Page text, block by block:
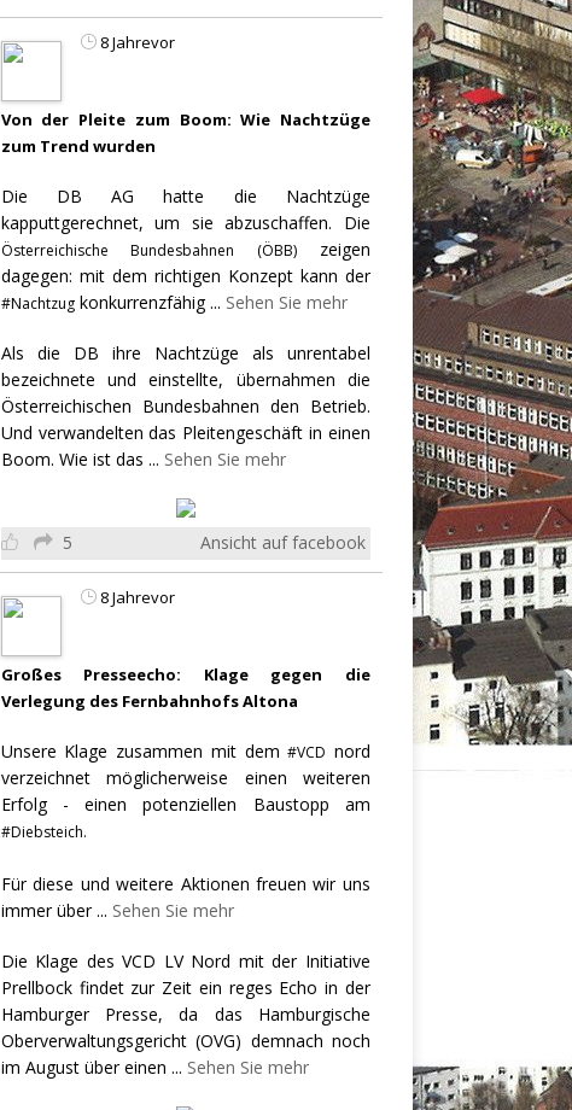
8 Jahrevor
Von der Pleite zum Boom: Wie Nachtzüge
zum Trend wurden
Die DB AG hatte die Nachtzüge
kapputtgerechnet, um sie abzuschaffen. Die
Österreichische Bundesbahnen (ÖBB)zeigen
dagegen: mit dem richtigen Konzept kann der
#Nachtzugkonkurrenzfähig... Sehen Sie mehr
Als die DB ihre Nachtzüge als unrentabel
bezeichnete und einstellte, übernahmen die
Österreichischen Bundesbahnen den Betrieb.
Und verwandelten das Pleitengeschäft in einen
Boom. Wie ist das ... Sehen Sie mehr
5 Ansicht auf facebook
8 Jahrevor
Großes Presseecho: Klage gegen die
Verlegung des Fernbahnhofs Altona
Unsere Klage zusammen mit dem#VCD nord
verzeichnet möglicherweise einen weiteren
Erfolg - einen potenziellen Baustopp am
#Diebsteich.
Für diese und weitere Aktionen freuen wir uns
immer über... Sehen Sie mehr
Die Klage des VCD LV Nord mit der Initiative
Prellbock findet zur Zeit ein reges Echo in der
Hamburger Presse, da das Hamburgische
Oberverwaltungsgericht (OVG) demnach noch
im August über einen ... Sehen Sie mehr